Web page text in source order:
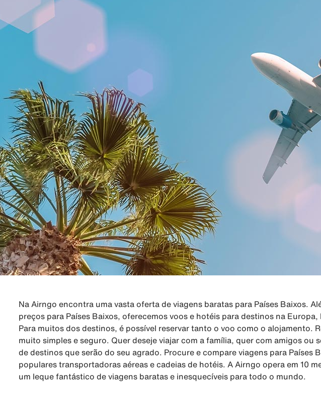
Na Airngo encontra uma vasta oferta de viagens baratas para Países Baixos.
preços para Países Baixos, oferecemos voos e hotéis para destinos na Europa,
Para muitos dos destinos, é possível reservar tanto o voo como o alojamento.
muito simples e seguro. Quer deseje viajar com a família, quer com amigos ou
de destinos que serão do seu agrado. Procure e compare viagens para Países
populares transportadoras aéreas e cadeias de hotéis. A Airngo opera em 10
um leque fantástico de viagens baratas e inesquecíveis para todo o mundo.